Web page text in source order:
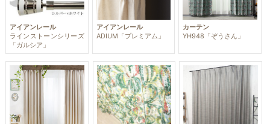
アイアンレール
ラインストーンシリーズ
「ガルシア」
アイアンレール
ADIUM「プレミアム」
カーテン
YH948「ぞうさん」